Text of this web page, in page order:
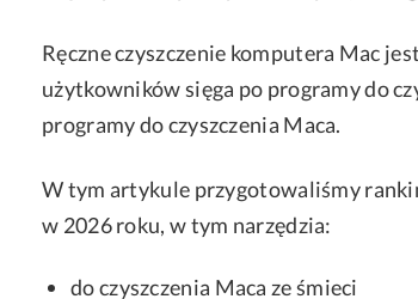
Ręczne czyszczenie komputera Mac
użytkowników sięga po programy do
programy do czyszczenia Maca.
W tym artykule przygotowaliśmy
w 2026 roku, w tym narzędzia:
do czyszczenia Maca ze śmieci